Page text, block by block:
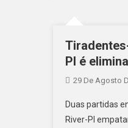
PI é
29 De Agosto
Duas partidas
River-PI